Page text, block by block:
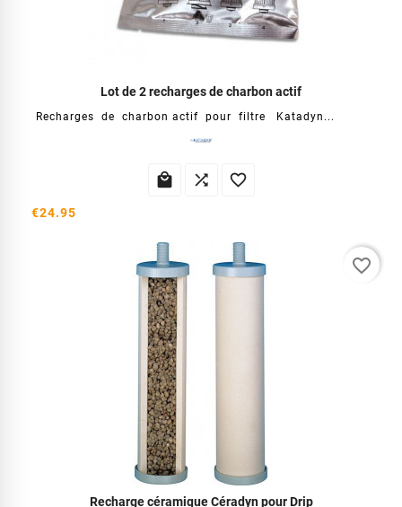
Lot de 2 recharges de charbon actif
Recharges de charbon actif pour filtre Katadyn...
  
€24.95
Recharge céramique Céradyn pour Drip
favorite_border